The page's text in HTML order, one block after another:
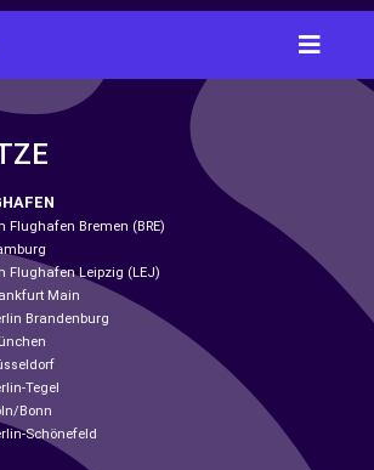
Flughafen Bremen (BRE)
Flughafen Leipzig (LEJ)
Main
Brandenburg
Tegel
Bonn
Schönefeld